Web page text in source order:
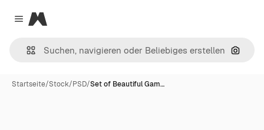
Close menu
Magnific
Nach
Startseite/Stock/PSD/Set of Beautiful Gam…